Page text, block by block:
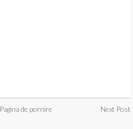
Pagina de pornire Next Post